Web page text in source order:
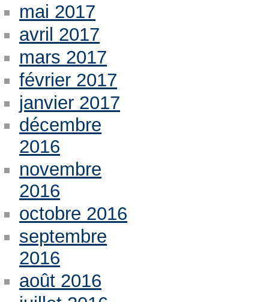
mai 2017
avril 2017
mars 2017
février 2017
janvier 2017
décembre
2016
novembre
2016
octobre 2016
septembre
2016
août 2016